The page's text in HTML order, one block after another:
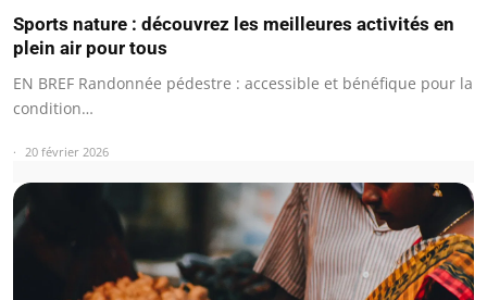
Sports nature : découvrez les meilleures activités en
plein air pour tous
EN BREF Randonnée pédestre : accessible et bénéfique pour la
condition…
20 février 2026